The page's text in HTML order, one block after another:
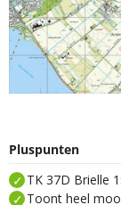
Pluspunten
TK 37D Brielle
Toont heel